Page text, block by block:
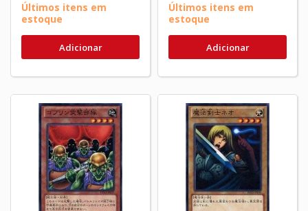
Últimos itens em
estoque
Adicionar
Últimos itens em
estoque
Adicionar